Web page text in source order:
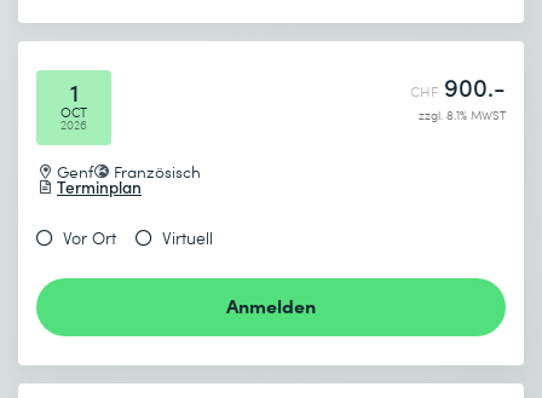
1
OCT
2026
Genf Französisch
Terminplan
CHF 900.-
zzgl. 8.1% MWST
Vor Ort Virtuell
Anmelden